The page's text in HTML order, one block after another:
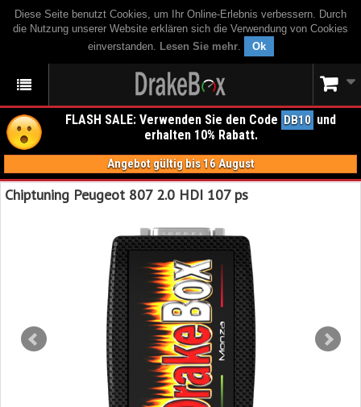
Diese Seite benutzt Cookies, um Ihr Online-Erlebnis verbessern. Durch
die Nutzung unserer Website erklären sich die Verwendung von Cookies
einverstanden. Lesen Sie mehr. Ok
FLASH SALE: Verwenden Sie den Code DB10 und
erhalten 10% Rabatt.
Angebot gültig bis 16 August
Chiptuning Peugeot 807 2.0 HDI 107 ps